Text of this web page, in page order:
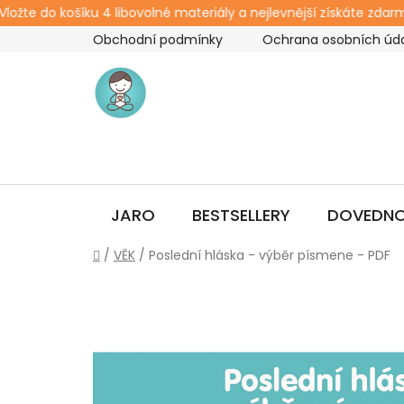
do košíku 4 libovolné materiály a nejlevnější získáte
Obchodní podmínky Ochrana osobních
JARO BESTSELLERY
Domů
/ VĚK / Poslední hláska - výběr písmene - PDF